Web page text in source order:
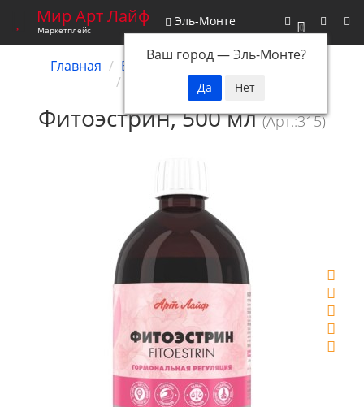
0
Мир Арт Лайф
Маркетплейс
Эль-Монте
Ваш город —Эль-Монте?
Главная Биокомплексы
Фитоэстрин, 500 мл
Фитоэстрин, 500 мл(Арт.:315)